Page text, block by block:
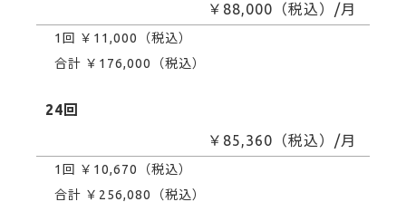
￥88,000（税込）/月
1回 ￥11,000（税込）
合計 ￥176,000（税込）
24回
￥85,360（税込）/月
1回 ￥10,670（税込）
合計 ￥256,080（税込）